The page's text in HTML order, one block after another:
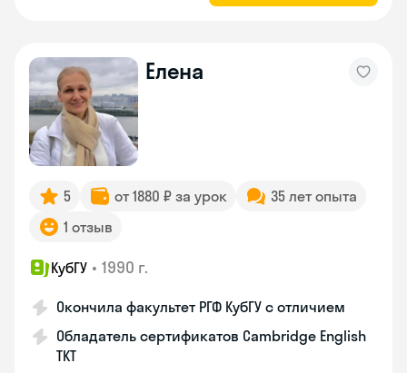
Елена
5 от 1880 ₽ за урок
35 лет опыта
1 отзыв
КубГУ • 1990 г.
Окончила факультет РГФ КубГУ с отличием
Обладатель сертификатов Cambridge English
TKT